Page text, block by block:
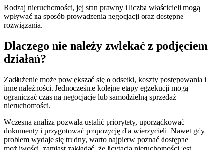
Rodzaj nieruchomości, jej stan prawny i liczba właścicieli mogą
wpływać na sposób prowadzenia negocjacji oraz dostępne
rozwiązania.
Dlaczego nie należy zwlekać z podjęciem
działań?
Zadłużenie może powiększać się o odsetki, koszty postępowania i
inne należności. Jednocześnie kolejne etapy egzekucji mogą
ograniczać czas na negocjacje lub samodzielną sprzedaż
nieruchomości.
Wczesna analiza pozwala ustalić priorytety, uporządkować
dokumenty i przygotować propozycję dla wierzycieli. Nawet gdy
problem wydaje się trudny, warto najpierw poznać dostępne
możliwości, zamiast zakładać, że licytacja nieruchomości jest